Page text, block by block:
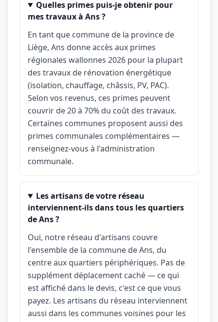
Quelles primes puis-je obtenir pour
mes travaux à Ans ?
En tant que commune de la province de
Liège, Ans donne accès aux primes
régionales wallonnes 2026 pour la plupart
des travaux de rénovation énergétique
(isolation, chauffage, châssis, PV, PAC).
Selon vos revenus, ces primes peuvent
couvrir de 20 à 70% du coût des travaux.
Certaines communes proposent aussi des
primes communales complémentaires —
renseignez-vous à l'administration
communale.
Les artisans de votre réseau
interviennent-ils dans tous les quartiers
de Ans ?
Oui, notre réseau d'artisans couvre
l'ensemble de la commune de Ans, du
centre aux quartiers périphériques. Pas de
supplément déplacement caché — ce qui
est affiché dans le devis, c'est ce que vous
payez. Les artisans du réseau interviennent
aussi dans les communes voisines pour les